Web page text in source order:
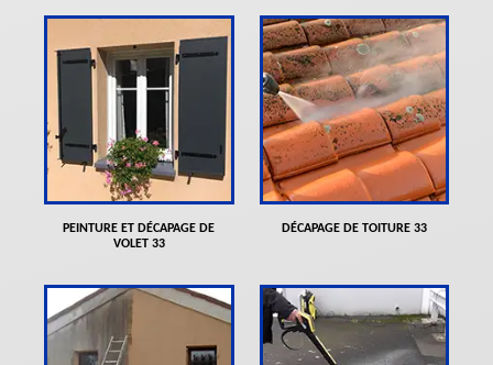
PEINTURE ET DÉCAPAGE DE
VOLET 33
DÉCAPAGE DE TOITURE 33